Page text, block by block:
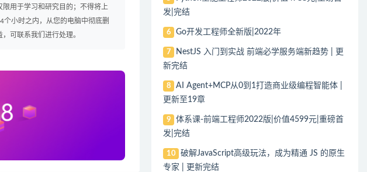
用于学习和研究目的；不得将上
小时之内，从您的电脑中彻底删
可联系我们进行处理。
发|完结
6 Go开发工程师全新版|2022年
7
NestJS 入门到实战 前端必学服务端新趋势 | 更
新完结
8
AI Agent+MCP从0到1打造商业级编程智能体 |
更新至19章
9
体系课-前端工程师2022版|价值4599元|重磅首
发|完结
10
破解JavaScript高级玩法，成为精通 JS 的原生
专家 | 更新完结